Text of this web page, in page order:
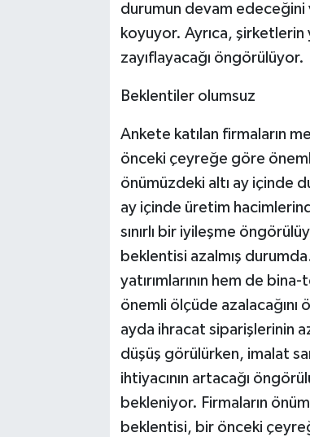
durumun devam
koyuyor. Ayrıca,
zayıflayacağı öngörülüyor.
Beklentiler olumsuz
Ankete katılan firmaların
önceki çeyreğe göre
önümüzdeki altı ay içinde
ay içinde üretim
sınırlı bir iyileşme
beklentisi azalmış
yatırımlarının hem de
önemli ölçüde
ayda ihracat siparişlerinin
düşüş görülürken, imalat
ihtiyacının artacağı
bekleniyor. Firmaların
beklentisi, bir önceki